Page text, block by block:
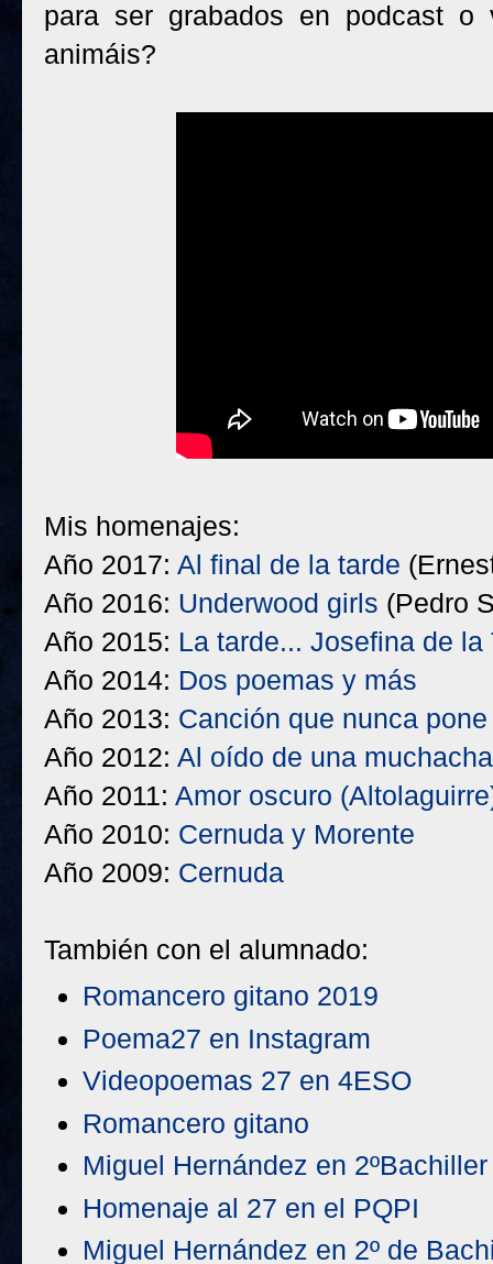
para ser grabados en podcast o
animáis?
Mis homenajes:
Año 2017: Al final de la tarde
Año 2016: Underwood girls (Pedro
Año 2015: La tarde... Josefina de la
Año 2014: Dos poemas y más
Año 2013: Canción que nunca
Año 2012: Al oído de una muchacha
Año 2011: Amor oscuro
Año 2010: Cernuda y Morente
Año 2009: Cernuda
También con el alumnado:
Romancero gitano 2019
Poema27 en Instagram
Videopoemas 27 en 4ESO
Romancero gitano
Miguel Hernández en 2ºBachiller
Homenaje al 27 en el PQPI
Miguel Hernández en 2º de